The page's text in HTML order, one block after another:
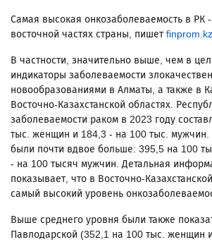
Самая высокая онкозаболеваемость в РК
восточной частях страны, пишетfinprom.kz
В частности, значительно выше, чем в
индикаторы заболеваемости
новообразованиями в Алматы, а также в
Восточно-Казахстанской областях.
заболеваемости раком в 2023 году
тыс. женщин и 184,3 - на 100 тыс. мужчин.
были почти вдвое больше: 395,5 на 100
- на 100 тысяч мужчин. Детальная
показывает, что в Восточно-
самый высокий уровень
Выше среднего уровня были также
Павлодарской (352,1 на 100 тыс. женщин